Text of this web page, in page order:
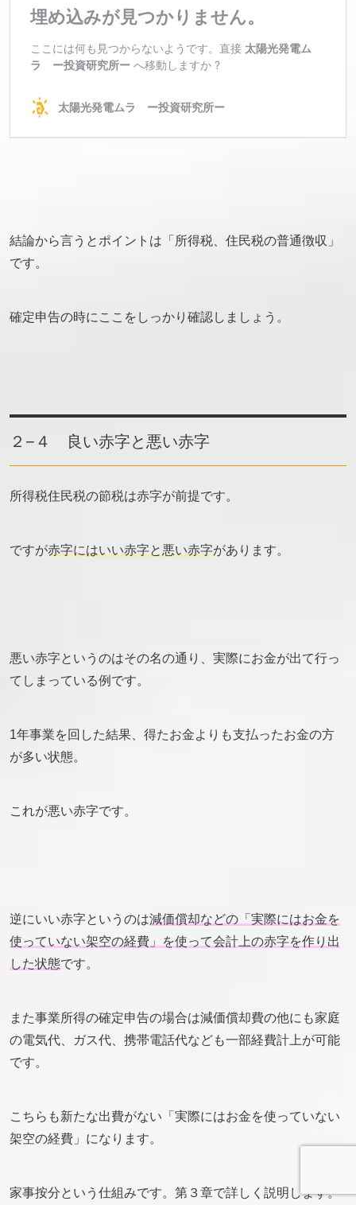
結論から言うとポイントは「所得税、住民税の普通徴収」
です。
確定申告の時にここをしっかり確認しましょう。
２−４ 良い赤字と悪い赤字
所得税住民税の節税は赤字が前提です。
ですが赤字にはいい赤字と悪い赤字があります。
悪い赤字というのはその名の通り、実際にお金が出て行っ
てしまっている例です。
1年事業を回した結果、得たお金よりも支払ったお金の方
が多い状態。
これが悪い赤字です。
逆にいい赤字というのは減価償却などの「実際にはお金を
使っていない架空の経費」を使って会計上の赤字を作り出
した状態です。
また事業所得の確定申告の場合は減価償却費の他にも家庭
の電気代、ガス代、携帯電話代なども一部経費計上が可能
です。
こちらも新たな出費がない「実際にはお金を使っていない
架空の経費」になります。
家事按分という仕組みです。第３章で詳しく説明します。